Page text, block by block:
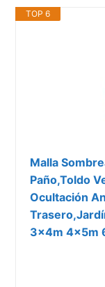
TOP 6
Malla
Paño,Toldo
Ocultación
3x4m 4x5m